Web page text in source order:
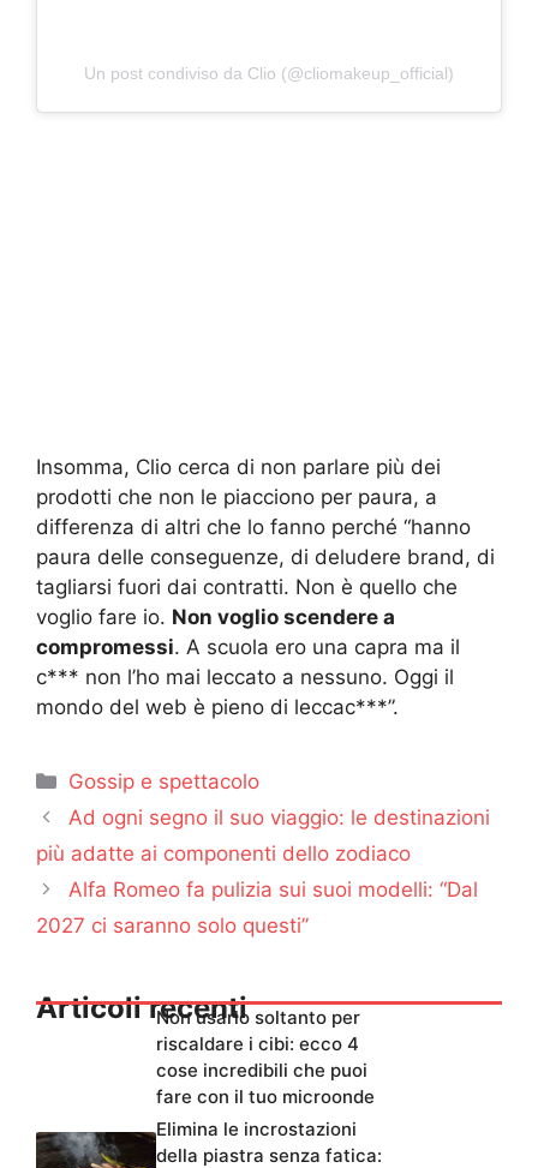
Un post condiviso da Clio (@cliomakeup_official)
Insomma, Clio cerca di non parlare più dei
prodotti che non le piacciono per paura, a
differenza di altri che lo fanno perché “hanno
paura delle conseguenze, di deludere brand, di
tagliarsi fuori dai contratti. Non è quello che
voglio fare io. Non voglio scendere a
compromessi. A scuola ero una capra ma il
c*** non l’ho mai leccato a nessuno. Oggi il
mondo del web è pieno di leccac***”.
Categorie
Gossip e spettacolo
Ad ogni segno il suo viaggio: le destinazioni
più adatte ai componenti dello zodiaco
Alfa Romeo fa pulizia sui suoi modelli: “Dal
2027 ci saranno solo questi”
Articoli recentiNon usarlo soltanto per
riscaldare i cibi: ecco 4
cose incredibili che puoi
fare con il tuo microonde
Elimina le incrostazioni
della piastra senza fatica: